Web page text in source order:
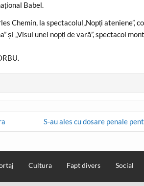
Babel.
Chemin, la spectacolul„Nopți ateniene”,
și „Visul unei nopți de vară”, spectacol
S-au ales cu dosare penale
Cultura Fapt divers Social